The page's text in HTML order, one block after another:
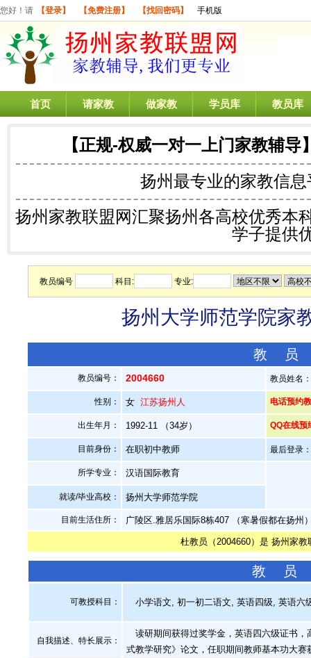
您好！请 【登录】 【免费注册】 【找回密码】 手机版
首页 请家教 做家教 学员库 教员库
【正规-权威一对一上门家教辅
扬州最专业的家教信
扬州家教联盟网汇聚扬州各高校优秀本
学子提供
教员编号 科目: 专业:
扬州大学师范学院家
教
教员编号： 2004660 教员姓名
性别： 女 江苏扬州人 电话预约
出生年月： 1992-11 （34岁） QQ在线预
目前身份： 在职初中教师 最后登录
所学专业： 汉语国际教育
就读/毕业高校： 扬州大学师范学院
目前生活住所： 广陵区.雅居乐国际8栋407 （寒暑假都在扬州
杜教员（2004660）是 扬州家教
教 员
可教授科目： 小学语文, 初一初二语文, 英语四级, 英语六
自我描述、特长展示 ：
读研期间获得过奖学金，英语四六级证书，
式教学研究》论文，任职期间教师基本功大赛